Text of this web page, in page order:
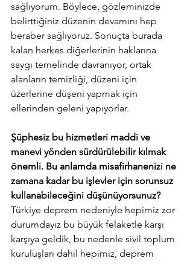
sağlıyorum. Böylece, gözleminizde
belirttiğiniz düzenin devamını hep
beraber sağlıyoruz. Sonuçta burada
kalan herkes diğerlerinin haklarına
saygı temelinde davranıyor, ortak
alanların temizliği, düzeni için
üzerlerine düşeni yapmak için
ellerinden geleni yapıyorlar.
Şüphesiz bu hizmetleri maddi ve
manevi yönden sürdürülebilir kılmak
önemli. Bu anlamda misafirhanenizi ne
zamana kadar bu işlevler için sorunsuz
kullanabileceğini düşünüyorsunuz?
Türkiye deprem nedeniyle hepimiz zor
durumdayız bu büyük felaketle karşı
karşıya geldik, bu nedenle sivil toplum
kuruluşları dahil hepimiz, deprem